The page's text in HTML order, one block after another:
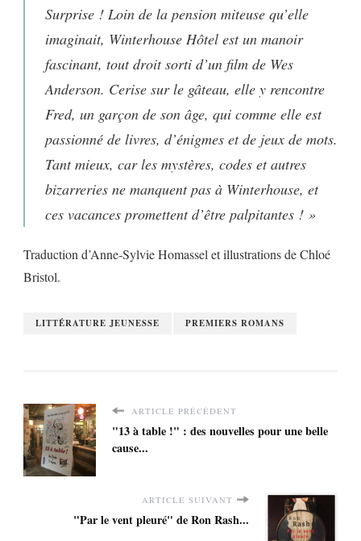
Surprise ! Loin de la pension miteuse qu’elle
imaginait, Winterhouse Hôtel est un manoir
fascinant, tout droit sorti d’un film de Wes
Anderson. Cerise sur le gâteau, elle y rencontre
Fred, un garçon de son âge, qui comme elle est
passionné de livres, d’énigmes et de jeux de mots.
Tant mieux, car les mystères, codes et autres
bizarreries ne manquent pas à Winterhouse, et
ces vacances promettent d’être palpitantes ! »
Traduction d’Anne-Sylvie Homassel et illustrations de Chloé
Bristol.
LITTÉRATURE JEUNESSE PREMIERS ROMANS
ARTICLE PRÉCÉDENT
"13 à table !" : des nouvelles pour une belle
cause...
ARTICLE SUIVANT
"Par le vent pleuré" de Ron Rash...